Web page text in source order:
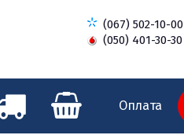
(067) 502-10-00
(050) 401-30-30
Оплата